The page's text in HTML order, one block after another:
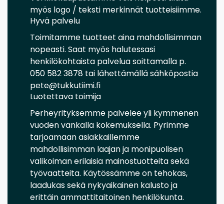
myös logo / teksti merkinnät tuotteisiimme.
Hyvä palvelu
Toimitamme tuotteet aina mahdollisimman
nopeasti. Saat myös halutessasi
henkilökohtaista palvelua soittamalla p.
050 582 3878 tai lähettämällä sähköpostia
pete@tukkutiimi.fi
Luotettava toimija
Perheyrityksemme palvelee yli kymmenen
vuoden vankalla kokemuksella. Pyrimme
tarjoamaan asiakkaillemme
mahdollisimman laajan ja monipuolisen
valikoiman erilaisia mainostuotteita sekä
työvaatteita. Käytössämme on tehokas,
laadukas sekä nykyaikainen kalusto ja
erittäin ammattitaitoinen henkilökunta.